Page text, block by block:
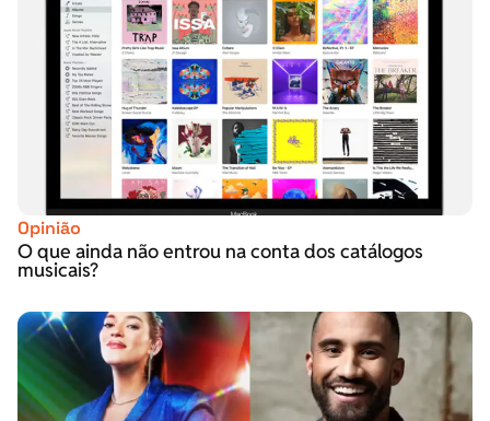
Opinião
O que ainda não entrou na conta dos catálogos
musicais?